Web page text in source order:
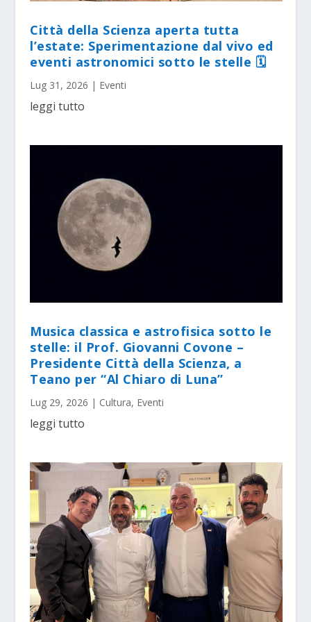
Città della Scienza aperta tutta
l’estate: Sperimentazione dal vivo ed
eventi astronomici sotto le stelle 🗓
Lug 31, 2026 | Eventi
leggi tutto
Musica classica e astrofisica sotto le
stelle: il Prof. Giovanni Covone –
Presidente Città della Scienza, a
Teano per “Al Chiaro di Luna”
Lug 29, 2026 | Cultura, Eventi
leggi tutto